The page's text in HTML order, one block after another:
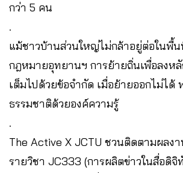
กว่า 5 คน
.
แม้ชาวบ้านส่วนใหญ่ไม่กล้าอยู่ต่อในพื้
กฎหมายอุทยานฯ การย้ายถิ่นเพื่อลงห
เต็มไปด้วยข้อจำกัด เมื่อย้ายออกไม่ได้
ธรรมชาติด้วยองค์ความรู้
.
The Active X JCTU ชวนติดตามผลง
รายวิชา JC333 (การผลิตข่าวในสื่อดิ